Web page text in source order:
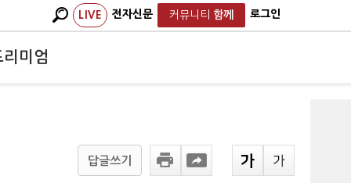
LIVE 전자신문 커뮤니티 함께 로그인
리미엄
답글쓰기